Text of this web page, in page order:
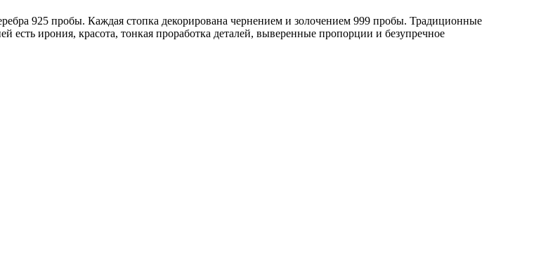
925 пробы. Каждая стопка декорирована чернением и золочением 999 пробы. Традиционные
ирония, красота, тонкая проработка деталей, выверенные пропорции и безупречное